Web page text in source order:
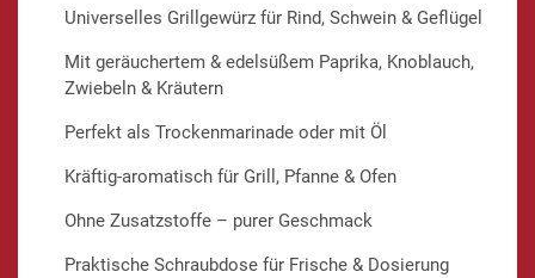
Universelles Grillgewürz für Rind, Schwein & Geflügel
Mit geräuchertem & edelsüßem Paprika, Knoblauch,
Zwiebeln & Kräutern
Perfekt als Trockenmarinade oder mit Öl
Kräftig-aromatisch für Grill, Pfanne & Ofen
Ohne Zusatzstoffe – purer Geschmack
Praktische Schraubdose für Frische & Dosierung